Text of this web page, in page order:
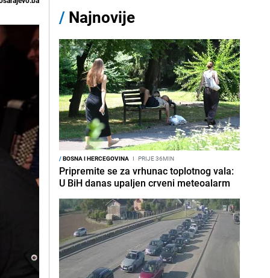
/ Najnovije
/BOSNA I HERCEGOVINA I PRIJE 36MIN
Pripremite se za vrhunac toplotnog vala:
U BiH danas upaljen crveni meteoalarm